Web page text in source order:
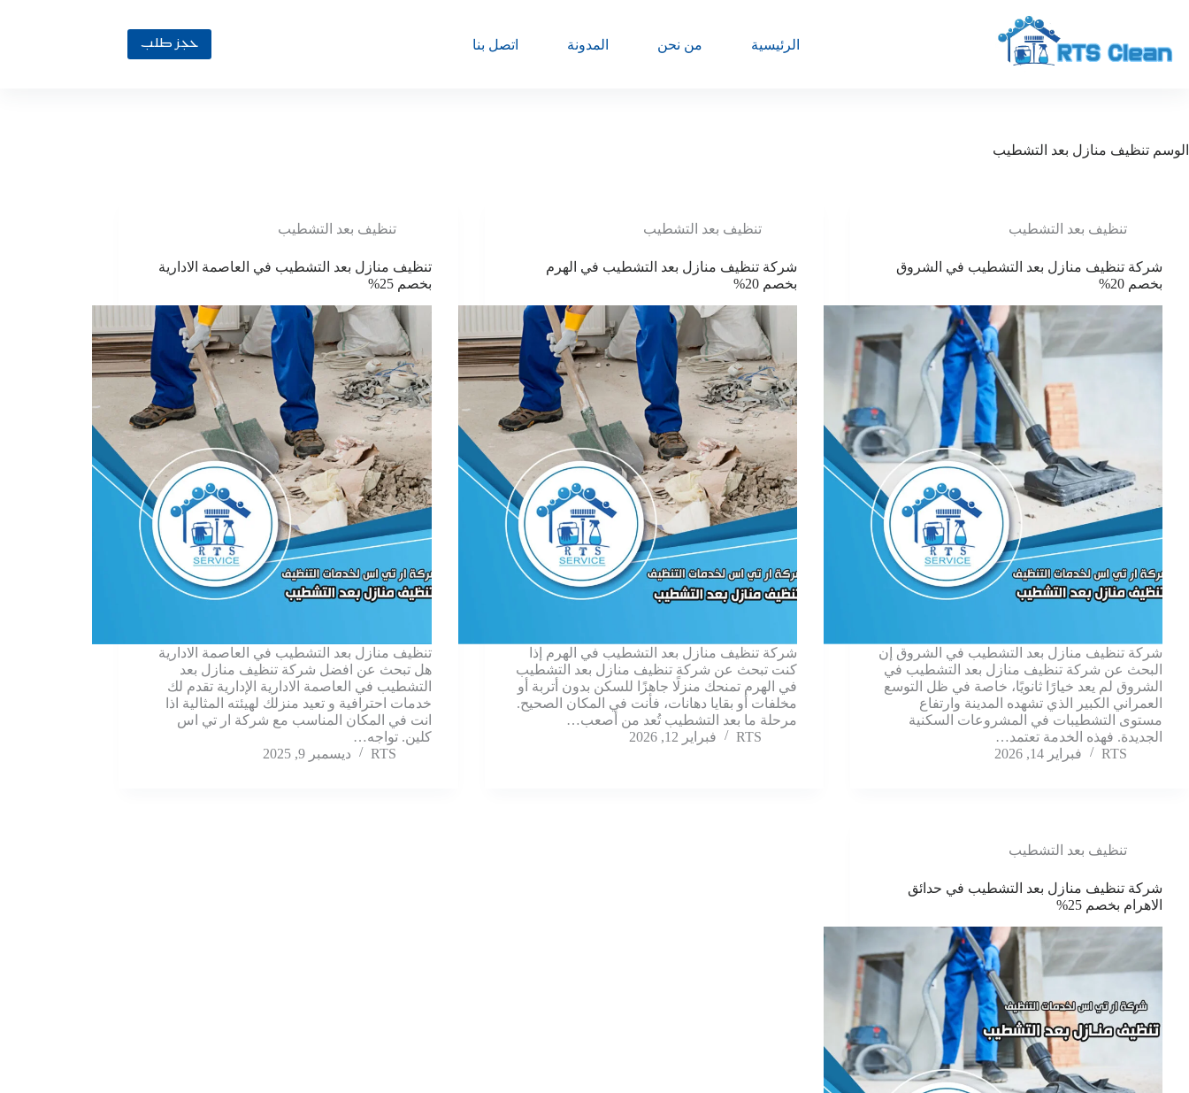
الرئيسية من نحن المدونة اتصل بنا حجز طلب
الوسم تنظيف منازل بعد التشطيب
تنظيف بعد التشطيب
شركة تنظيف منازل بعد التشطيب في الشروق
بخصم 20%
شركة تنظيف منازل بعد التشطيب في الشروق إن
البحث عن شركة تنظيف منازل بعد التشطيب في
الشروق لم يعد خيارًا ثانويًا، خاصة في ظل التوسع
العمراني الكبير الذي تشهده المدينة وارتفاع
مستوى التشطيبات في المشروعات السكنية
الجديدة. فهذه الخدمة تعتمد…
RTS
فبراير 14, 2026
تنظيف بعد التشطيب
شركة تنظيف منازل بعد التشطيب في الهرم
بخصم 20%
شركة تنظيف منازل بعد التشطيب في الهرم إذا
كنت تبحث عن شركة تنظيف منازل بعد التشطيب
في الهرم تمنحك منزلًا جاهزًا للسكن بدون أتربة أو
مخلفات أو بقايا دهانات، فأنت في المكان الصحيح.
مرحلة ما بعد التشطيب تُعد من أصعب…
RTS
فبراير 12, 2026
تنظيف بعد التشطيب
تنظيف منازل بعد التشطيب في العاصمة الادارية
بخصم 25%
تنظيف منازل بعد التشطيب في العاصمة الادارية
هل تبحث عن افضل شركة تنظيف منازل بعد
التشطيب في العاصمة الادارية الإدارية تقدم لك
خدمات احترافية و تعيد منزلك لهيئته المثالية اذا
انت في المكان المناسب مع شركة ار تي اس
كلين. تواجه…
RTS
ديسمبر 9, 2025
تنظيف بعد التشطيب
شركة تنظيف منازل بعد التشطيب في حدائق
الاهرام بخصم 25%